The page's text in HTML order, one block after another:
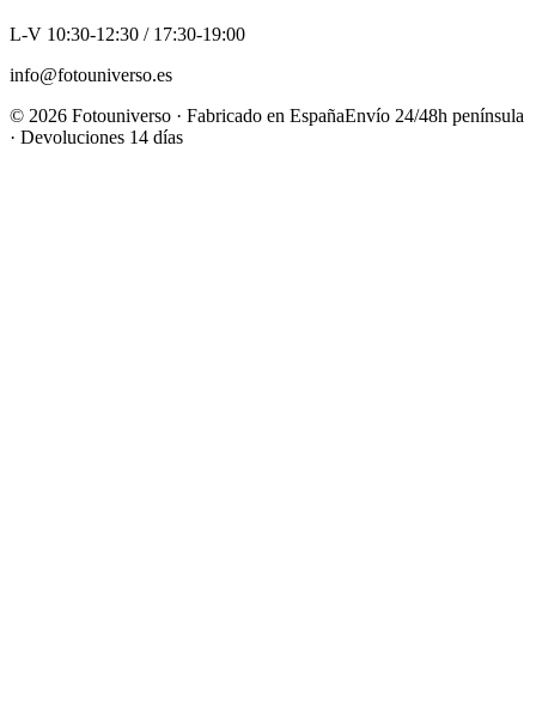
L-V 10:30-12:30 / 17:30-19:00
info@fotouniverso.es
© 2026 Fotouniverso · Fabricado en EspañaEnvío 24/48h península
· Devoluciones 14 días